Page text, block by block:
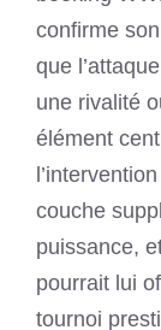
confirme
que
une rivalité
élément
couche
puissance,
pourrait lui
tournoi